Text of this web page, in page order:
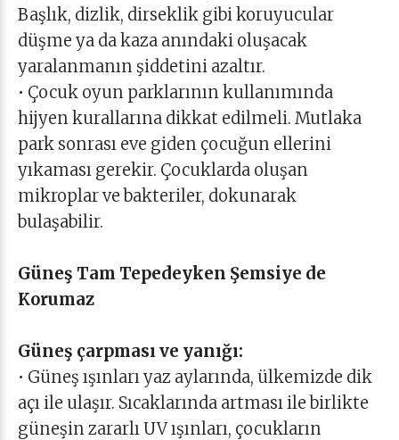
Başlık, dizlik, dirseklik gibi koruyucular
düşme ya da kaza anındaki oluşacak
yaralanmanın şiddetini azaltır.
• Çocuk oyun parklarının kullanımında
hijyen kurallarına dikkat edilmeli. Mutlaka
park sonrası eve giden çocuğun ellerini
yıkaması gerekir. Çocuklarda oluşan
mikroplar ve bakteriler, dokunarak
bulaşabilir.
Güneş Tam Tepedeyken Şemsiye de
Korumaz
Güneş çarpması ve yanığı:
• Güneş ışınları yaz aylarında, ülkemizde dik
açı ile ulaşır. Sıcaklarında artması ile birlikte
güneşin zararlı UV ışınları, çocukların